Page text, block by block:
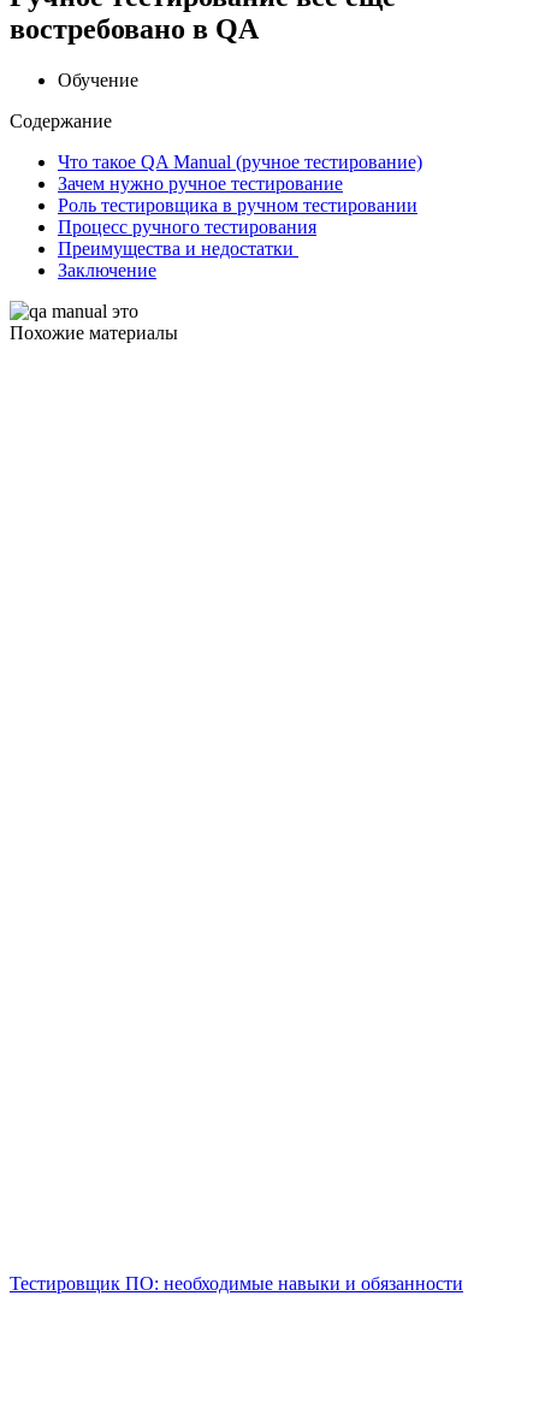
востребовано в QA
Обучение
Содержание
Что такое QA Manual (ручное тестирование)
Зачем нужно ручное тестирование
Роль тестировщика в ручном тестировании
Процесс ручного тестирования
Преимущества и недостатки
Заключение
Похожие материалы
Тестировщик ПО: необходимые навыки и обязанности